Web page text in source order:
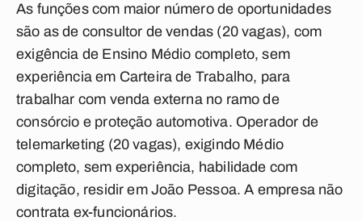
As funções com maior número de oportunidades
são as de consultor de vendas (20 vagas), com
exigência de Ensino Médio completo, sem
experiência em Carteira de Trabalho, para
trabalhar com venda externa no ramo de
consórcio e proteção automotiva. Operador de
telemarketing (20 vagas), exigindo Médio
completo, sem experiência, habilidade com
digitação, residir em João Pessoa. A empresa não
contrata ex-funcionários.